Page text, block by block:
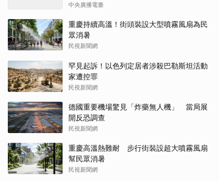
中央廣播電臺
重慶持續高溫！街頭裝設大型噴霧風扇為民
眾消暑
民視新聞網
罕見起訴！以色列定居者涉殺巴勒斯坦活動
家遭控罪
民視新聞網
德國重要機場驚見「炸藥無人機」 當局展
開反恐調查
民視新聞網
重慶高溫熱難耐 步行街裝設超大噴霧風扇
幫民眾消暑
民視新聞網